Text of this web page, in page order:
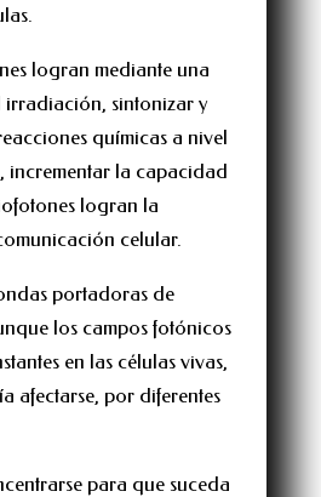
logran mediante una
irradiación, sintonizar y
químicas a nivel
incrementar la capacidad
logran la
celular.
portadoras de
los campos fotónicos
en las células vivas,
afectarse, por diferentes
para que suceda